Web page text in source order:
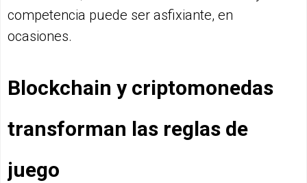
competencia puede ser asfixiante, en
ocasiones.
Blockchain y criptomonedas
transforman las reglas de
juego